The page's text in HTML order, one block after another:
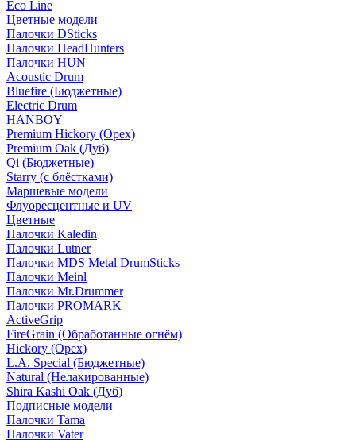
Eco Line
Цветные модели
Палочки DSticks
Палочки HeadHunters
Палочки HUN
Acoustic Drum
Bluefire (Бюджетные)
Electric Drum
HANBOY
Premium Hickory (Орех)
Premium Oak (Дуб)
Qi (Бюджетные)
Starry (с блёстками)
Маршевые модели
Флуоресцентные и UV
Цветные
Палочки Kaledin
Палочки Lutner
Палочки MDS Metal DrumSticks
Палочки Meinl
Палочки Mr.Drummer
Палочки PROMARK
ActiveGrip
FireGrain (Обработанные огнём)
Hickory (Орех)
L.A. Special (Бюджетные)
Natural (Нелакированные)
Shira Kashi Oak (Дуб)
Подписные модели
Палочки Tama
Палочки Vater